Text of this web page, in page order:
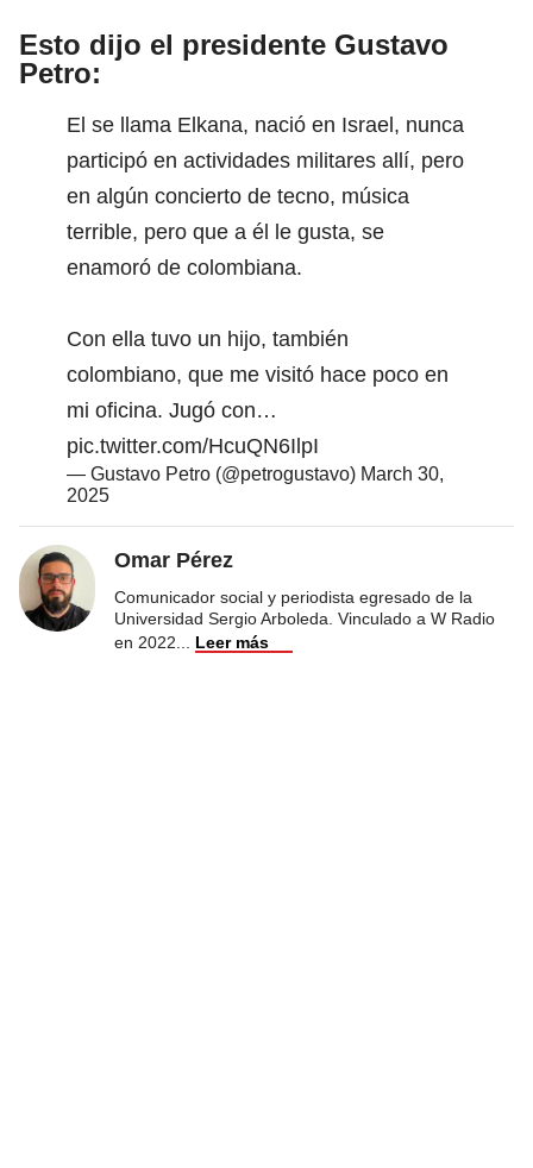
Esto dijo el presidente Gustavo
Petro:
El se llama Elkana, nació en Israel, nunca
participó en actividades militares allí, pero
en algún concierto de tecno, música
terrible, pero que a él le gusta, se
enamoró de colombiana.
Con ella tuvo un hijo, también
colombiano, que me visitó hace poco en
mi oficina. Jugó con…
pic.twitter.com/HcuQN6IlpI
— Gustavo Petro (@petrogustavo) March 30,
2025
Omar Pérez
Comunicador social y periodista egresado de la
Universidad Sergio Arboleda. Vinculado a W Radio
en 2022
Leer más